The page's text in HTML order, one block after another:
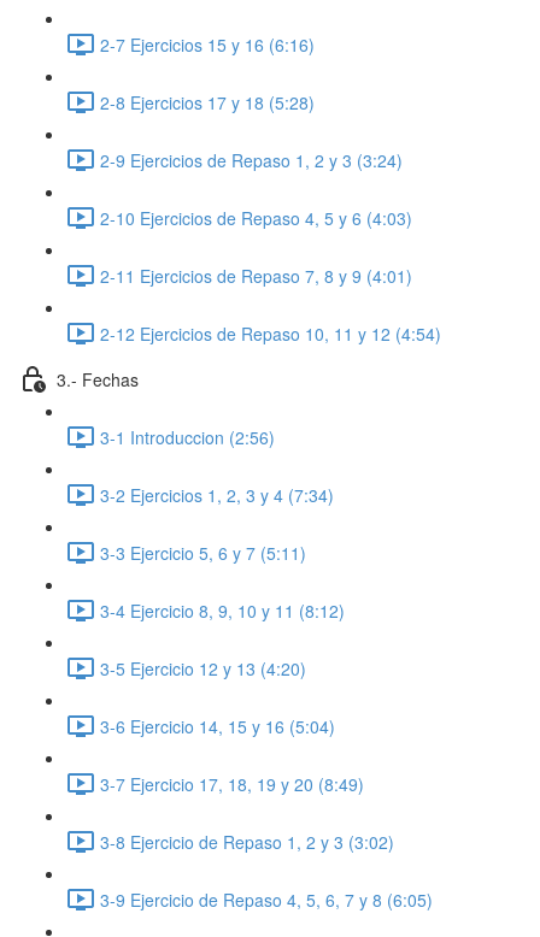
2-7 Ejercicios 15 y 16 (6:16)
2-8 Ejercicios 17 y 18 (5:28)
2-9 Ejercicios de Repaso 1, 2 y 3 (3:24)
2-10 Ejercicios de Repaso 4, 5 y 6 (4:03)
2-11 Ejercicios de Repaso 7, 8 y 9 (4:01)
2-12 Ejercicios de Repaso 10, 11 y 12 (4:54)
3.- Fechas
3-1 Introduccion (2:56)
3-2 Ejercicios 1, 2, 3 y 4 (7:34)
3-3 Ejercicio 5, 6 y 7 (5:11)
3-4 Ejercicio 8, 9, 10 y 11 (8:12)
3-5 Ejercicio 12 y 13 (4:20)
3-6 Ejercicio 14, 15 y 16 (5:04)
3-7 Ejercicio 17, 18, 19 y 20 (8:49)
3-8 Ejercicio de Repaso 1, 2 y 3 (3:02)
3-9 Ejercicio de Repaso 4, 5, 6, 7 y 8 (6:05)